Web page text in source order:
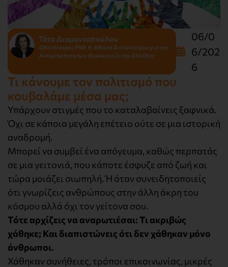
Τέτα Διαμαντοπούλου
Οδοντίατρος PhD, π. Εθνική Συντονίστρια για την
Αντιμετώπιση των Ναρκωτικών της Ελλάδας
06/0
6/202
6
Τι κάνουμε τον πολιτισμό που
κουβαλάμε μέσα μας;
Υπάρχουν στιγμές που το καταλαβαίνεις ξαφνικά.
Όχι σε κάποια μεγάλη επέτειο ούτε σε μια ιστορική
αναδρομή.
Μπορεί να συμβεί ένα απόγευμα, καθώς περπατάς
σε μια γειτονιά, που κάποτε έσφυζε από ζωή και
τώρα μοιάζει σιωπηλή. Ή όταν συνειδητοποιείς
ότι γνωρίζεις ανθρώπους στην άλλη άκρη του
κόσμου αλλά όχι τον γείτονα σου.
Τότε αρχίζεις να αναρωτιέσαι: Τι ακριβώς
χάθηκε; Και διαπιστώνεις ότι δεν χάθηκαν μόνο
άνθρωποι.
Χάθηκαν συνήθειες, τρόποι επικοινωνίας, μικρές